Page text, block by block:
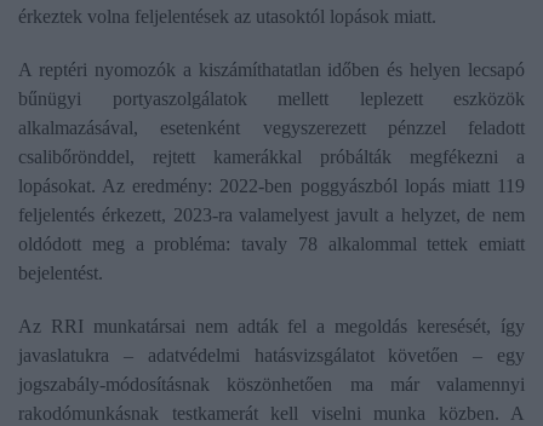
érkeztek volna feljelentések az utasoktól lopások miatt.
A reptéri nyomozók a kiszámíthatatlan időben és helyen lecsapó
bűnügyi portyaszolgálatok mellett leplezett eszközök
alkalmazásával, esetenként vegyszerezett pénzzel feladott
csalibőrönddel, rejtett kamerákkal próbálták megfékezni a
lopásokat. Az eredmény: 2022-ben poggyászból lopás miatt 119
feljelentés érkezett, 2023-ra valamelyest javult a helyzet, de nem
oldódott meg a probléma: tavaly 78 alkalommal tettek emiatt
bejelentést.
Az RRI munkatársai nem adták fel a megoldás keresését, így
javaslatukra – adatvédelmi hatásvizsgálatot követően – egy
jogszabály-módosításnak köszönhetően ma már valamennyi
rakodómunkásnak testkamerát kell viselni munka közben. A